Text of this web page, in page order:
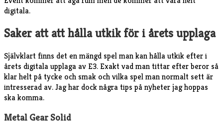
digitala.
Saker att att hålla utkik för i årets upplaga
Självklart finns det en mängd spel man kan hålla utkik efter i
årets digitala upplaga av E3. Exakt vad man tittar efter beror så
klar helt på tycke och smak och vilka spel man normalt sett är
intresserad av. Jag har dock några tips på nyheter jag hoppas
ska komma.
Metal Gear Solid